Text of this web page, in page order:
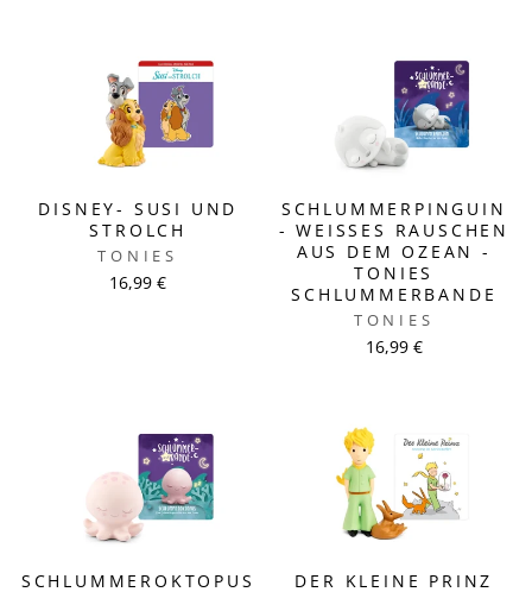
DISNEY- SUSI UND
STROLCH
TONIES
16,99 €
SCHLUMMERPINGUIN
- WEISSES RAUSCHEN A
US DEM OZEAN - T
ONIES S
CHLUMMERBANDE
TONIES
16,99 €
SCHLUMMEROKTOPUS
DER KLEINE PRINZ